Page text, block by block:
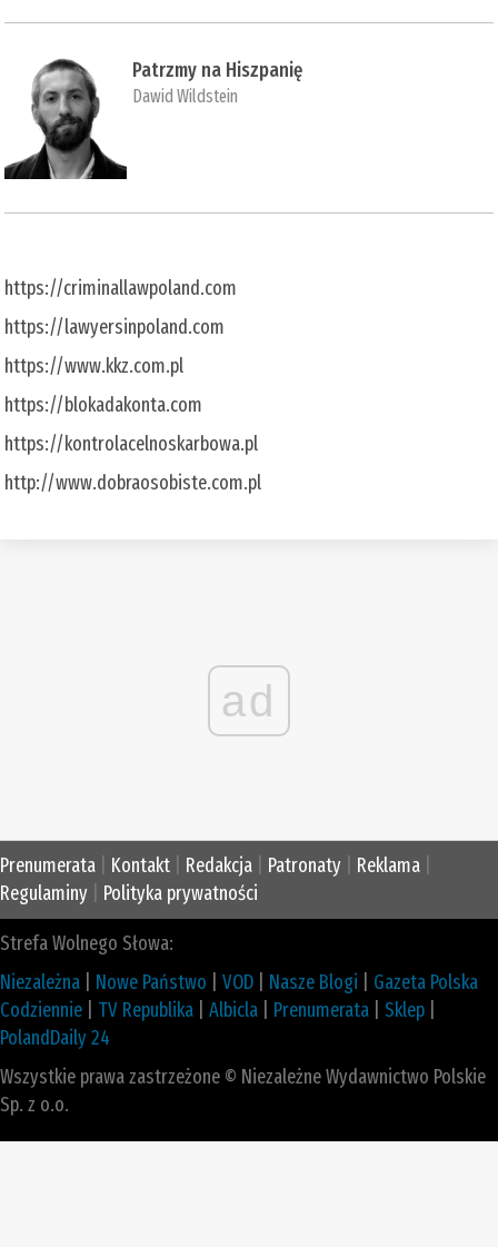
Patrzmy na Hiszpanię
Dawid Wildstein
https://criminallawpoland.com
https://lawyersinpoland.com
https://www.kkz.com.pl
https://blokadakonta.com
https://kontrolacelnoskarbowa.pl
http://www.dobraosobiste.com.pl
ad
Prenumerata Kontakt Redakcja Patronaty Reklama
Regulaminy
Polityka prywatności
Strefa Wolnego Słowa:
Niezależna
Nowe Państwo VOD Nasze Blogi
Gazeta Polska
Codziennie
TV Republika Albicla Prenumerata Sklep
PolandDaily 24
Wszystkie prawa zastrzeżone © Niezależne Wydawnictwo Polskie
Sp. z o.o.